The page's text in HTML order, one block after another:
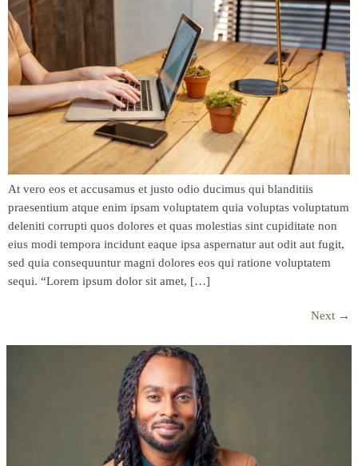
At vero eos et accusamus et justo odio ducimus qui blanditiis
praesentium atque enim ipsam voluptatem quia voluptas voluptatum
deleniti corrupti quos dolores et quas molestias sint cupiditate non
eius modi tempora incidunt eaque ipsa aspernatur aut odit aut fugit,
sed quia consequuntur magni dolores eos qui ratione voluptatem
sequi. “Lorem ipsum dolor sit amet, […]
Next →